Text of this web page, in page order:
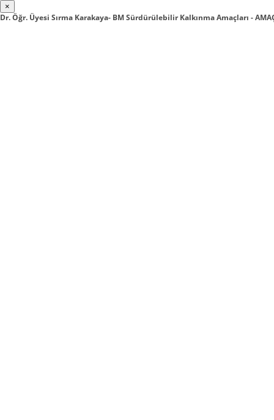
×
Dr. Öğr. Üyesi Sırma Karakaya- BM Sürdürülebilir Kalkınma Amaçları -